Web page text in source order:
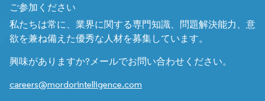
ご参加ください
私たちは常に、業界に関する専門知識、問題解決能力、意
欲を兼ね備えた優秀な人材を募集しています。
興味がありますか?メールでお問い合わせください。
careers@mordorintelligence.com